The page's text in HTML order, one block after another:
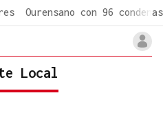
Ourensano con 96 condenas
Local